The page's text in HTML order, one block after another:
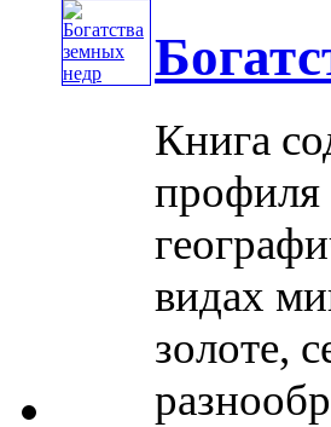
Книга
профиля
видах
золоте,